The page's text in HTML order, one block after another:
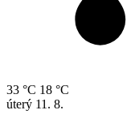
33 °C 18 °C
úterý 11. 8.